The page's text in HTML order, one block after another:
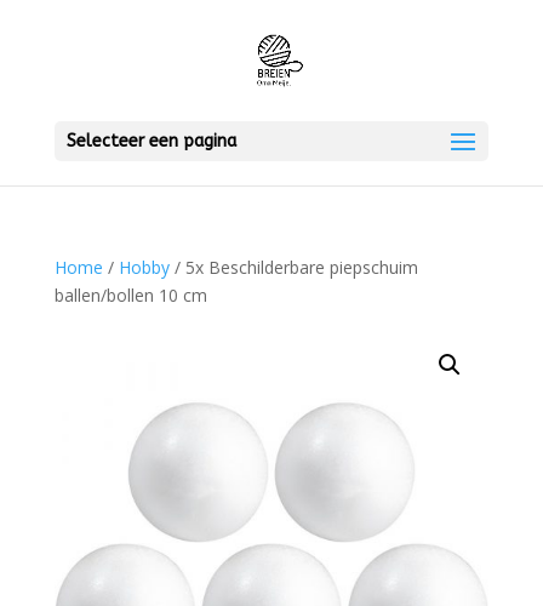
Selecteer een pagina
Home / Hobby/ 5x Beschilderbare piepschuim
ballen/bollen 10 cm